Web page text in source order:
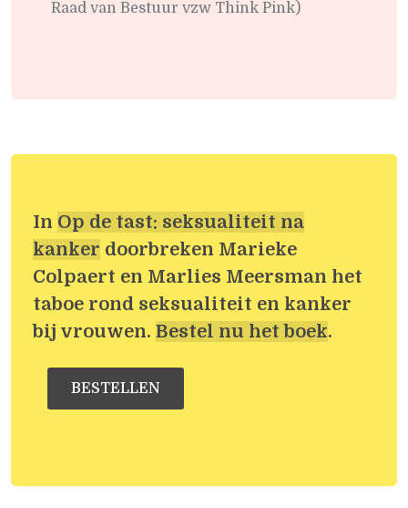
Raad van Bestuur vzw Think Pink)
In Op de tast: seksualiteit na
kanker doorbreken Marieke
Colpaert en Marlies Meersman het
taboe rond seksualiteit en kanker
bij vrouwen. Bestel nu het boek.
BESTELLEN